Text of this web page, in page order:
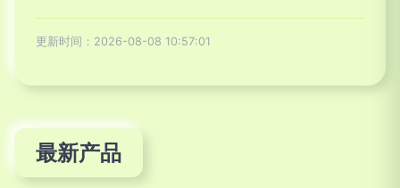
更新时间：2026-08-08 10:57:01
最新产品